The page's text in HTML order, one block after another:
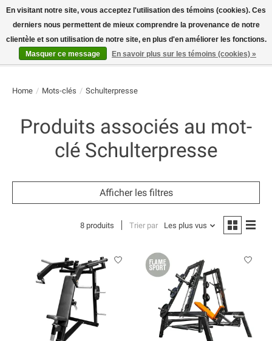
E-MAIL:info@flame-sport.deTEL.: +49 1525 9705 011
Liste de souhaits
Panier
Home / Mots-clés / Schulterpresse
Produits associés au mot-
clé Schulterpresse
Afficher les filtres
8 produits Trier par Les plus vus
En visitant notre site, vous acceptez l'utilisation des témoins (cookies). Ces
derniers nous permettent de mieux comprendre la provenance de notre
clientèle et son utilisation de notre site, en plus d'en améliorer les fonctions.
Masquer ce message
En savoir plus sur les témoins (cookies) »